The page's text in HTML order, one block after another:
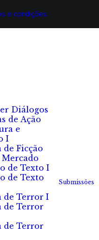
e condições
Diálogos
de Ação
e
I
de Ficção
de Texto I
de Texto
de Terror I
de Terror
de Terror
Submissões